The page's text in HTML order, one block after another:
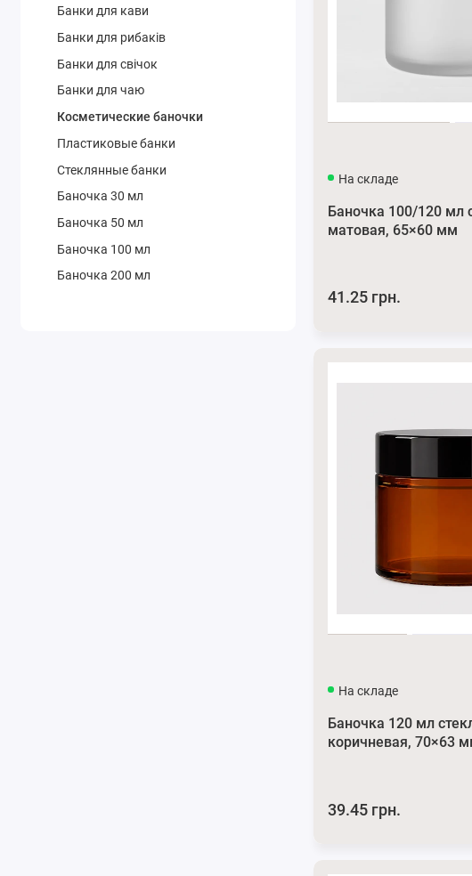
Банки для кави
Банки для рибаків
Банки для свічок
Банки для чаю
Косметические баночки
Пластиковые банки
Стеклянные банки
Баночка 30 мл
Баночка 50 мл
Баночка 100 мл
Баночка 200 мл
На складе
Баночка 100/120 мл
матовая, 65×60 мм
41.25 грн.
На складе
Баночка 120 мл
коричневая, 70×63
39.45 грн.